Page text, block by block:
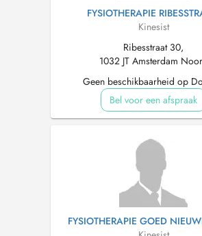
FYSIOTHERAPIE
Kinesist
Ribesstraat 30,
1032 JT Amsterdam
Geen beschikbaarheid op
Bel voor een afspraak
FYSIOTHERAPIE GOED